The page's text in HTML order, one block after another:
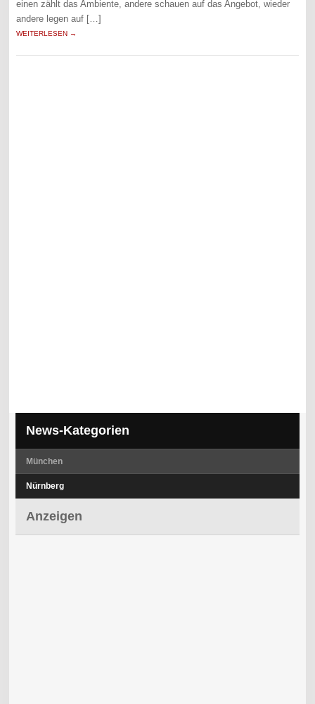
einen zählt das Ambiente, andere schauen auf das Angebot, wieder
andere legen auf […]
WEITERLESEN →
News-Kategorien
München
Nürnberg
Anzeigen